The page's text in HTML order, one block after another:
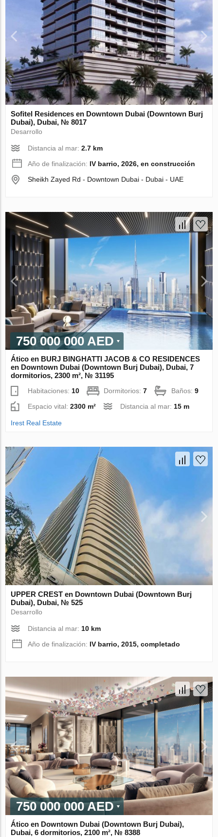
Sofitel Residences en Downtown Dubai (Downtown Burj
Dubai), Dubai, № 8017
Desarrollo
Distancia al mar:2.7 km
Año de finalización: IV barrio, 2026, en construcción
Sheikh Zayed Rd - Downtown Dubai - Dubai - UAE
750 000 000 AED
Ático en BURJ BINGHATTI JACOB & CO RESIDENCES
en Downtown Dubai (Downtown Burj Dubai), Dubai, 7
dormitorios, 2300 m², № 31195
Habitaciones:10 Dormitorios:7 Baños:9
Espacio vital:2300 m² Distancia al mar:15 m
Irest Real Estate
UPPER CREST en Downtown Dubai (Downtown Burj
Dubai), Dubai, № 525
Desarrollo
Distancia al mar: 10 km
Año de finalización: IV barrio, 2015, completado
750 000 000 AED
Ático en Downtown Dubai (Downtown Burj Dubai),
Dubai, 6 dormitorios, 2100 m², № 8388